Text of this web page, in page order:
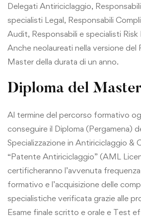
Delegati Antiriciclaggio,
specialisti Legal, Responsabili
Audit, Responsabili e specialisti
Anche neolaureati nella versione del
Master della durata di un anno.
Diploma del
Al termine del percorso formativo
conseguire il Diploma (Pergamena)
Specializzazione in Antiriciclaggio &
“Patente Antiriciclaggio” (AML
certificheranno l’avvenuta
formativo e l’acquisizione delle
specialistiche verificata grazie alle
Esame finale scritto e orale e Test